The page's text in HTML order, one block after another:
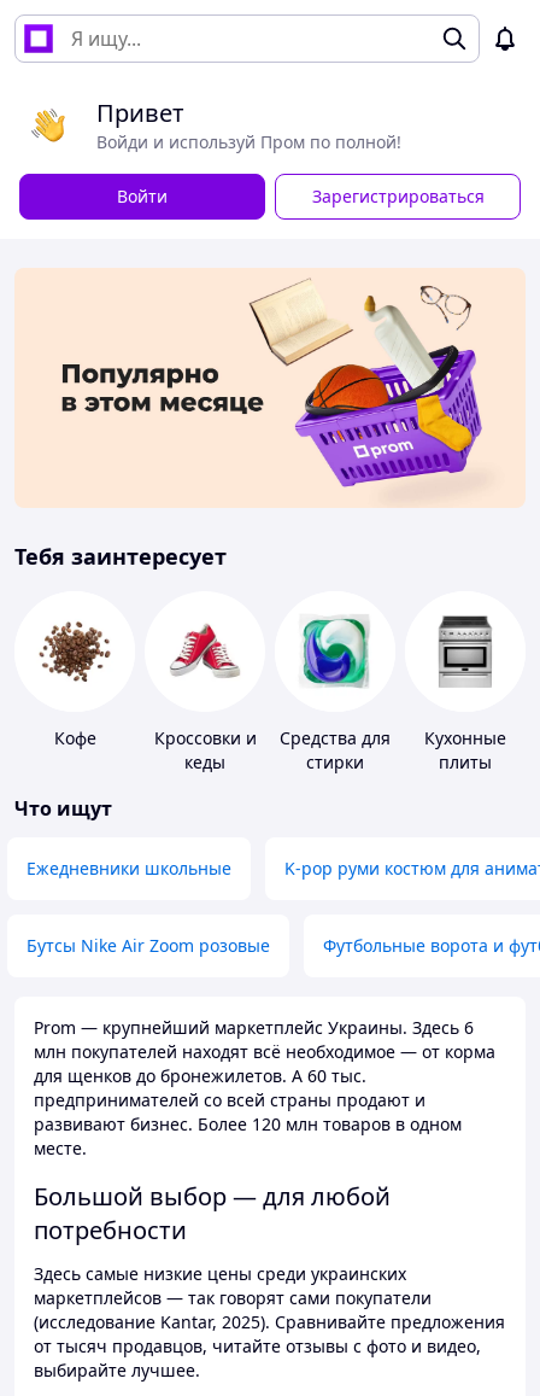
Привет
Войди и используй Пром по полной!
Войти Зарегистрироваться
Тебя заинтересует
Кофе
Кроссовки и
кеды
Средства для
стирки
Кухонные
плиты
Что ищут
Ежедневники школьные K-pop руми костюм для
Бутсы Nike Air Zoom розовые Футбольные ворота и
Prom — крупнейший маркетплейс Украины. Здесь 6
млн покупателей находят всё необходимое — от корма
для щенков до бронежилетов. А 60 тыс.
предпринимателей со всей страны продают и
развивают бизнес. Более 120 млн товаров в одном
месте.
Большой выбор — для любой
потребности
Здесь самые низкие цены среди украинских
маркетплейсов — так говорят сами покупатели
(исследование Kantar, 2025). Сравнивайте предложения
от тысяч продавцов, читайте отзывы с фото и видео,
выбирайте лучшее.